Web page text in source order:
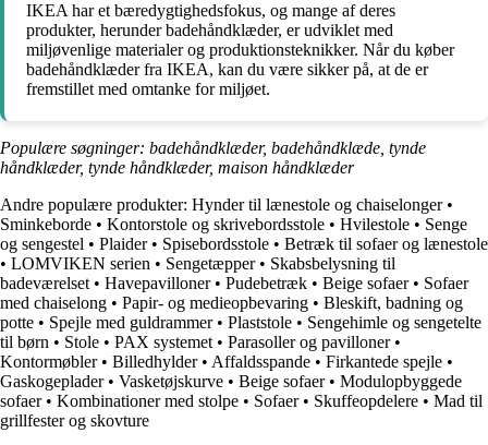
IKEA har et bæredygtighedsfokus, og mange af deres
produkter, herunder badehåndklæder, er udviklet med
miljøvenlige materialer og produktionsteknikker. Når du køber
badehåndklæder fra IKEA, kan du være sikker på, at de er
fremstillet med omtanke for miljøet.
Populære søgninger: badehåndklæder, badehåndklæde, tynde
håndklæder, tynde håndklæder, maison håndklæder
Andre populære produkter: Hynder til lænestole og chaiselonger•
Sminkeborde • Kontorstole og skrivebordsstole • Hvilestole • Senge
og sengestel • Plaider• Spisebordsstole • Betræk til sofaer og lænestole
• LOMVIKEN serien • Sengetæpper• Skabsbelysning til
badeværelset • Havepavilloner• Pudebetræk • Beige sofaer• Sofaer
med chaiselong • Papir- og medieopbevaring • Bleskift, badning og
potte • Spejle med guldrammer• Plaststole • Sengehimle og sengetelte
til børn • Stole • PAX systemet • Parasoller og pavilloner•
Kontormøbler• Billedhylder• Affaldsspande • Firkantede spejle •
Gaskogeplader• Vasketøjskurve • Beige sofaer• Modulopbyggede
sofaer• Kombinationer med stolpe • Sofaer• Skuffeopdelere • Mad til
grillfester og skovture